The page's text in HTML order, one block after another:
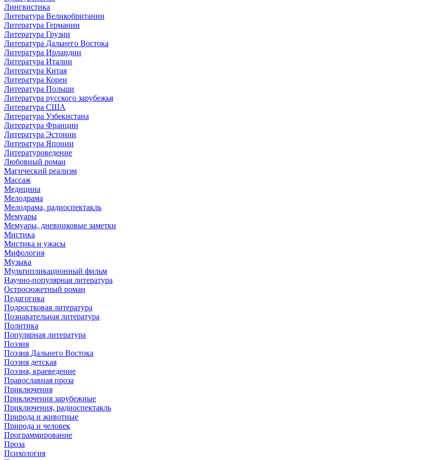
Лингвистика
Литература Великобритании
Литература Германии
Литература Грузии
Литература Дальнего Востока
Литература Ирландии
Литература Италии
Литература Китая
Литература Кореи
Литература Польши
Литература русского зарубежья
Литература США
Литература Узбекистана
Литература Франции
Литература Эстонии
Литература Японии
Литературоведение
Любовный роман
Магический реализм
Массаж
Медицина
Мелодрама
Мелодрама, радиоспектакль
Мемуары
Мемуары, дневниковые заметки
Мистика
Мистика и ужасы
Мифология
Музыка
Мультипликационный фильм
Научно-популярная литература
Остросюжетный роман
Педагогика
Подростковая литература
Познавательная литература
Политика
Популярная литература
Поэзия
Поэзия Дальнего Востока
Поэзия детская
Поэзия, краеведение
Православная проза
Приключения
Приключения зарубежные
Приключения, радиоспектакль
Природа и животные
Природа и человек
Программирование
Проза
Психология